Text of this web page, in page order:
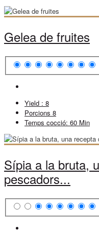
Gelea de fruites
Yield : 8
Porcions 8
Temps cocció: 60 Min
Sípia a la bruta,
pescadors...